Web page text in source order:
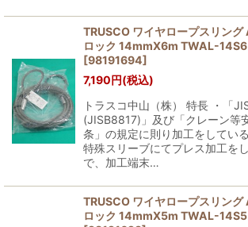
TRUSCO ワイヤロープスリング
ロック 14mmX6m TWAL-
[98191694]
7,190円(税込)
トラスコ中山（株） 特長 ・「
(JISB8817)」及び「クレーン等
条」の規定に則り加工をしてい
特殊スリーブにてプレス加工を
で、加工端末…
TRUSCO ワイヤロープスリング
ロック 14mmX5m TWAL-